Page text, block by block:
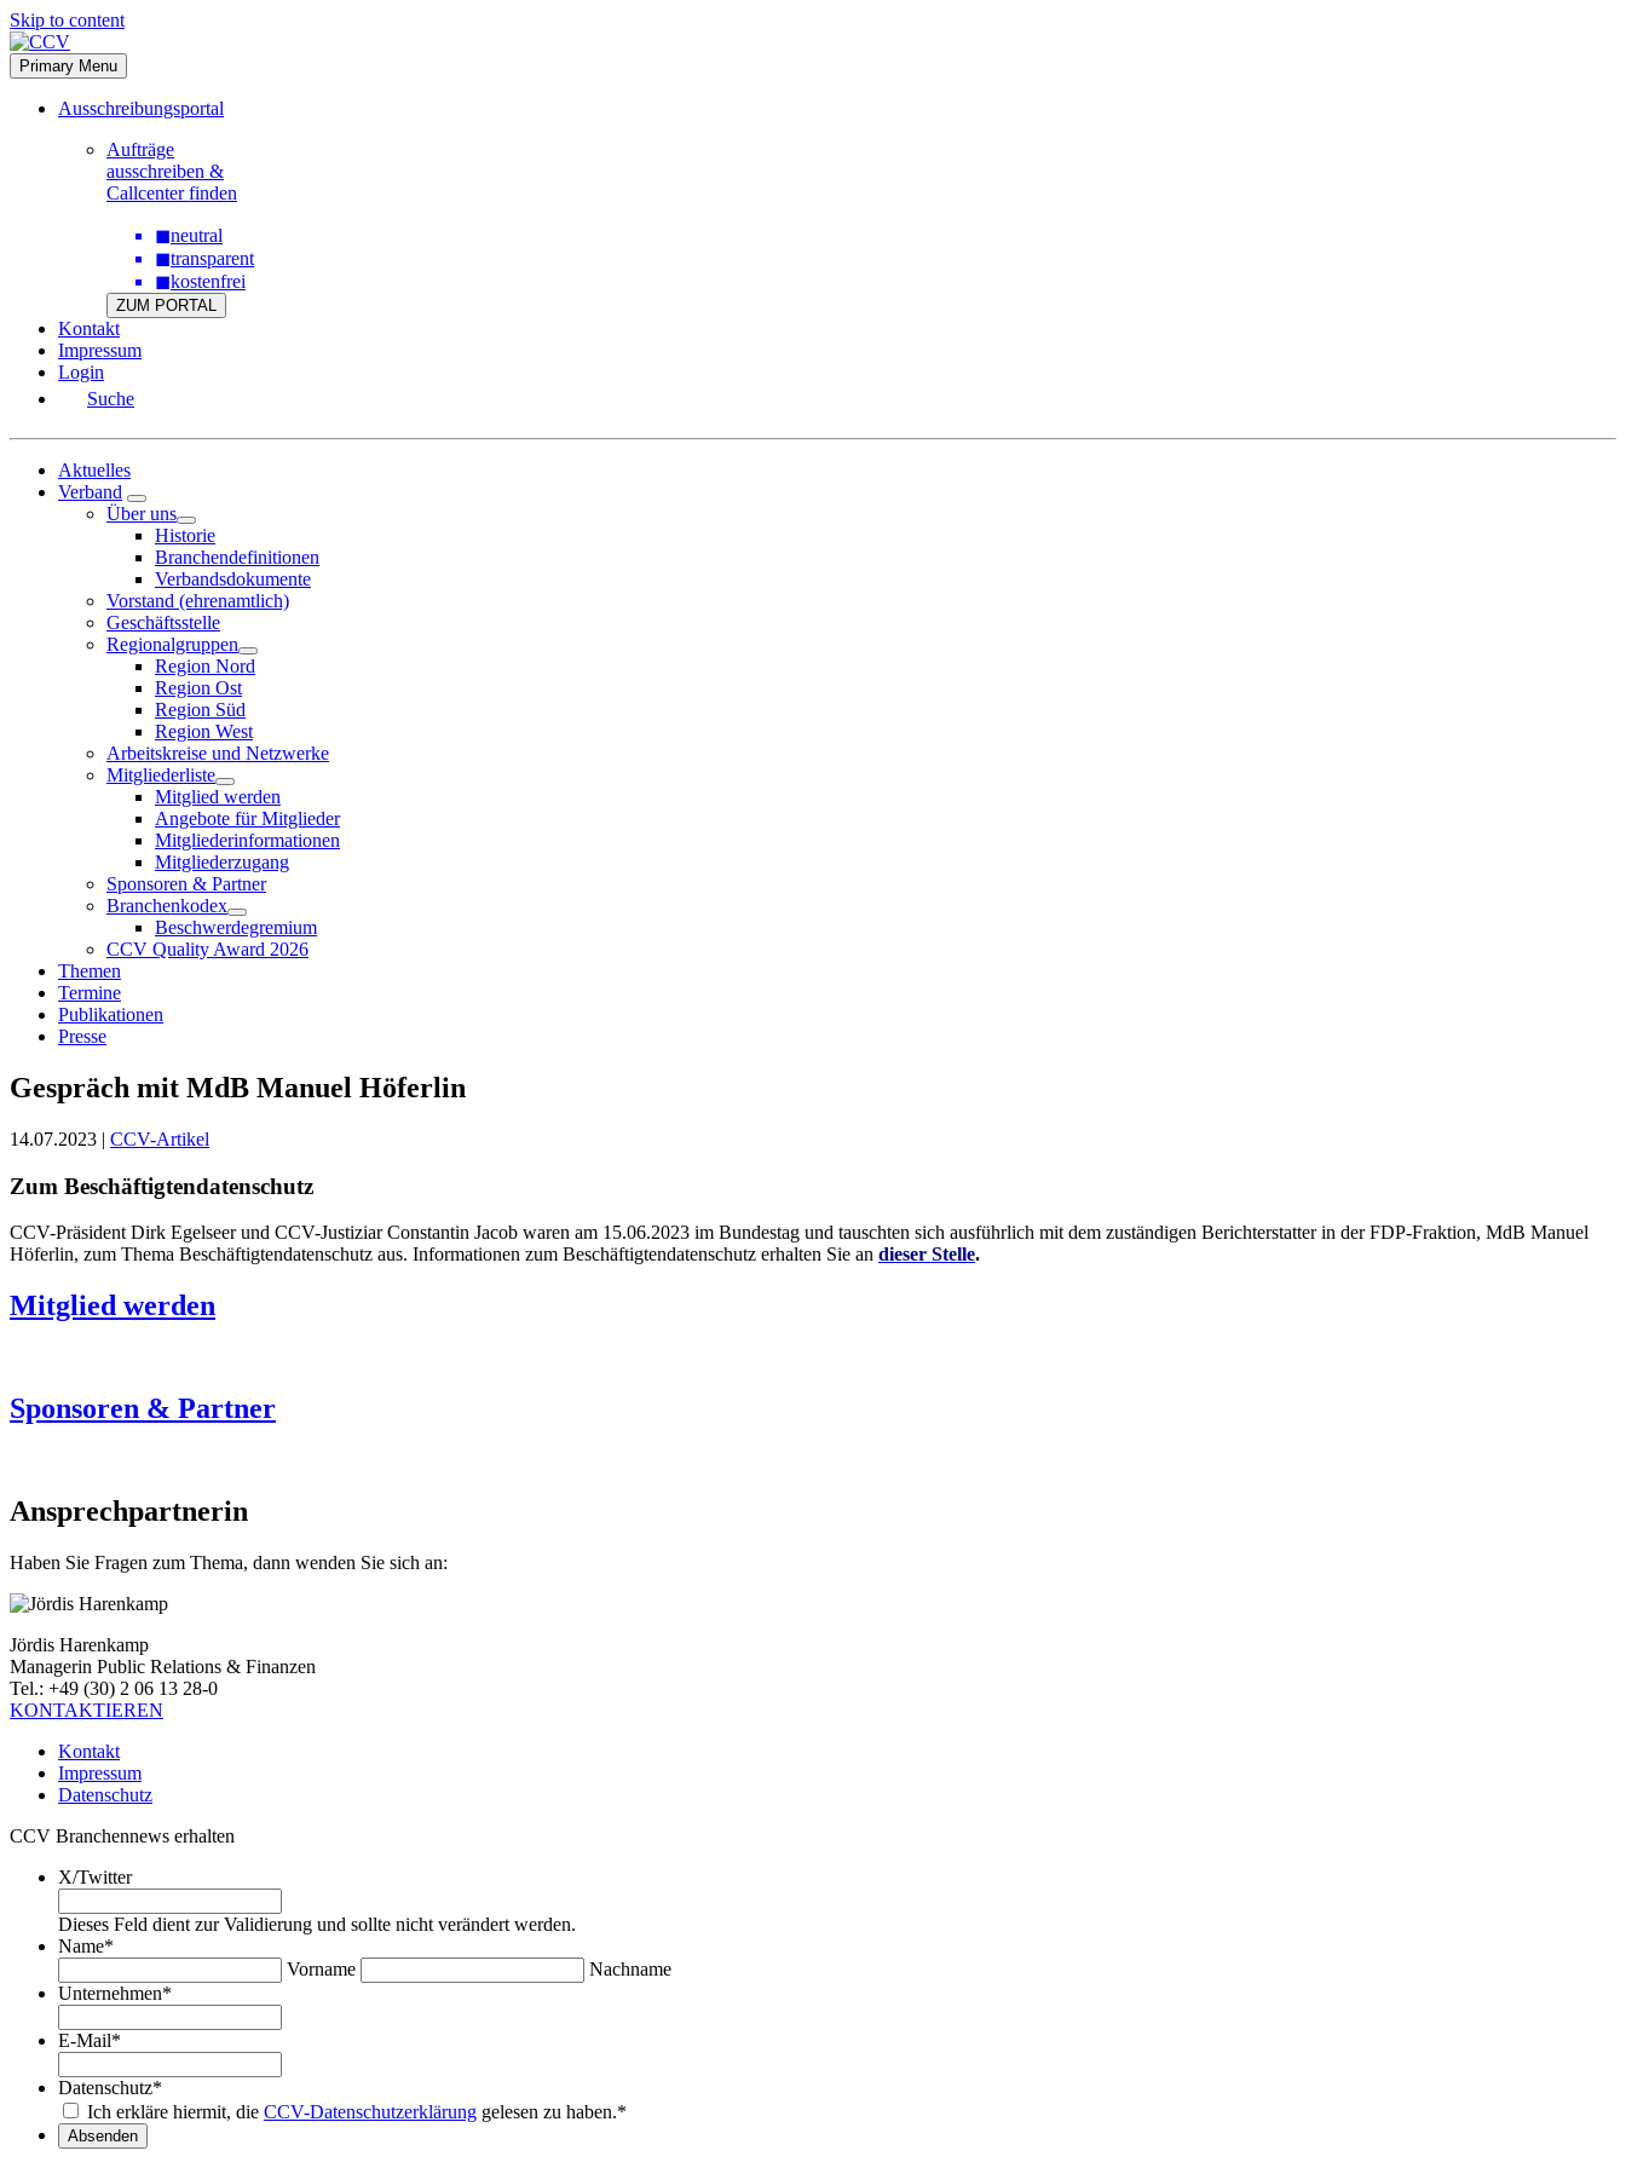
Skip to content
Primary Menu
Ausschreibungsportal
Aufträge
ausschreiben &
Callcenter finden
◼neutral
◼transparent
◼kostenfrei
ZUM PORTAL
Kontakt
Impressum
Login
Suche
Aktuelles
Verband
Über uns
Historie
Branchendefinitionen
Verbandsdokumente
Vorstand (ehrenamtlich)
Geschäftsstelle
Regionalgruppen
Region Nord
Region Ost
Region Süd
Region West
Arbeitskreise und Netzwerke
Mitgliederliste
Mitglied werden
Angebote für Mitglieder
Mitgliederinformationen
Mitgliederzugang
Sponsoren & Partner
Branchenkodex
Beschwerdegremium
CCV Quality Award 2026
Themen
Termine
Publikationen
Presse
Gespräch mit MdB Manuel Höferlin
14.07.2023 | CCV-Artikel
Zum Beschäftigtendatenschutz
CCV-Präsident Dirk Egelseer und CCV-Justiziar Constantin Jacob waren am 15.06.2023 im Bundestag und tauschten sich ausführlich mit dem zuständigen Berichterstatter in der FDP-Fraktion, MdB Manuel
Höferlin, zum Thema Beschäftigtendatenschutz aus. Informationen zum Beschäftigtendatenschutz erhalten Sie an dieser Stelle.
Mitglied werden
Sponsoren & Partner
Ansprechpartnerin
Haben Sie Fragen zum Thema, dann wenden Sie sich an:
Jördis Harenkamp
Managerin Public Relations & Finanzen
Tel.: +49 (30) 2 06 13 28-0
KONTAKTIEREN
Kontakt
Impressum
Datenschutz
CCV Branchennews erhalten
X/Twitter
Dieses Feld dient zur Validierung und sollte nicht verändert werden.
Name*
Vorname
Nachname
Unternehmen*
E-Mail*
Datenschutz*
Ich erkläre hiermit, die CCV-Datenschutzerklärung gelesen zu haben.*
Absenden